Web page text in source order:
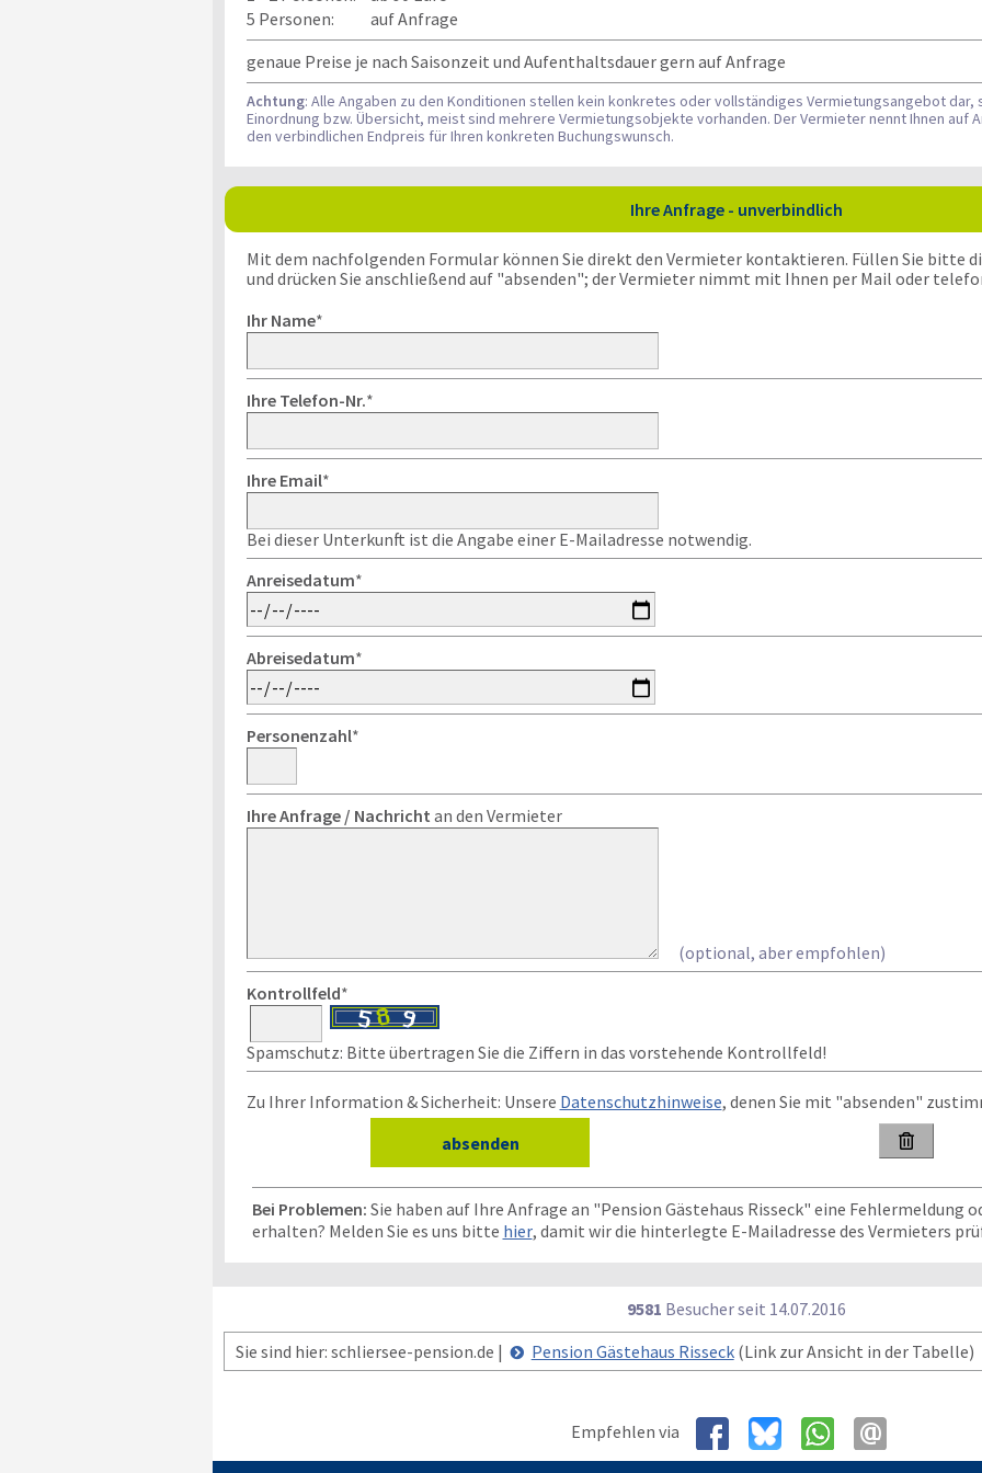
5 Personen:
auf Anfrage
genaue Preise je nach Saisonzeit und Aufenthaltsdauer gern auf Anfrage
Achtung: Alle Angaben zu den Konditionen stellen kein konkretes oder vollständiges Vermietungsangebot
Einordnung bzw. Übersicht, meist sind mehrere Vermietungsobjekte vorhanden. Der Vermieter nennt Ihnen auf
den verbindlichen Endpreis für Ihren konkreten Buchungswunsch.
Ihre Anfrage - unverbindlich
Mit dem nachfolgenden Formular können Sie direkt den Vermieter kontaktieren. Füllen Sie bitte
und drücken Sie anschließend auf "absenden"; der Vermieter nimmt mit Ihnen per Mail oder
Ihr Name*
Ihre Telefon-Nr.*
Ihre Email*
Bei dieser Unterkunft ist die Angabe einer E-Mailadresse notwendig.
Anreisedatum*
Abreisedatum*
Personenzahl*
Ihre Anfrage / Nachricht an den Vermieter
(optional, aber empfohlen)
Kontrollfeld*
Spamschutz: Bitte übertragen Sie die Ziffern in das vorstehende Kontrollfeld!
Zu Ihrer Information & Sicherheit: Unsere Datenschutzhinweise, denen Sie mit "absenden"

Bei Problemen: Sie haben auf Ihre Anfrage an "Pension Gästehaus Risseck" eine Fehlermeldung
erhalten? Melden Sie es uns bitte hier, damit wir die hinterlegte E-Mailadresse des Vermieters
9581 Besucher seit 14.07.2016
Sie sind hier: schliersee-pension.de |
Pension Gästehaus Risseck(Link zur Ansicht in der Tabelle)
Empfehlen via